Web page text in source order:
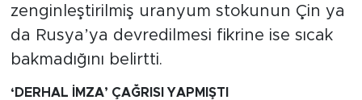
zenginleştirilmiş uranyum stokunun Çin ya
da Rusya’ya devredilmesi fikrine ise sıcak
bakmadığını belirtti.
‘DERHAL İMZA’ ÇAĞRISI YAPMIŞTI